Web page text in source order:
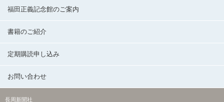
福田正義記念館のご案内
書籍のご紹介
定期購読申し込み
お問い合わせ
長周新聞社